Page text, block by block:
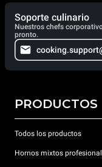
Soporte culinario
Nuestros chefs
pronto.
PRODUCTOS
Todos los productos
Hornos mixtos